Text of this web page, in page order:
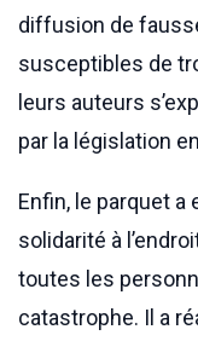
diffusion de
susceptibles de
leurs auteurs
par la législation
Enfin, le parquet
solidarité à
toutes les
catastrophe. Il a